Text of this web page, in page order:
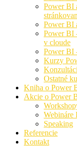
Power BI
Power BI
Power BI
v cloude
Power BI
Kurzy
Ostatné
Kniha o Power
Akcie o Power
Webináre
Speaking
Referencie
Kontakt